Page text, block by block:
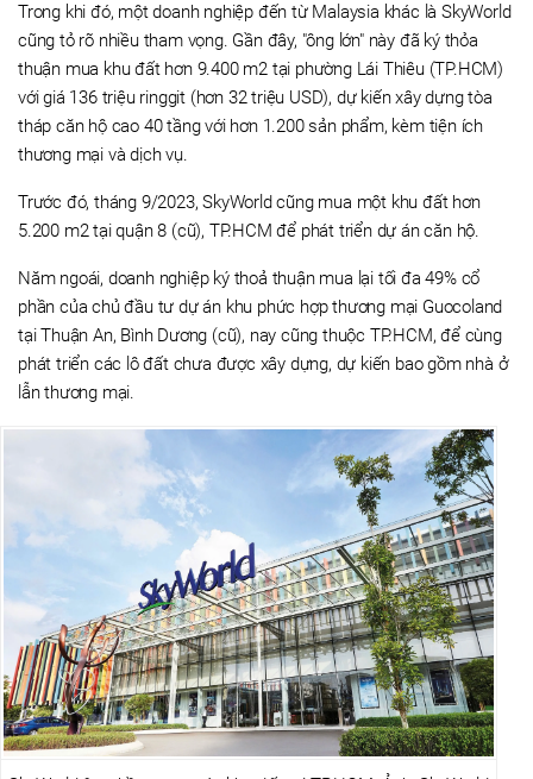
Trong khi đó, một doanh nghiệp đến từ Malaysia khác là SkyWorld
cũng tỏ rõ nhiều tham vọng. Gần đây, "ông lớn" này đã ký thỏa
thuận mua khu đất hơn 9.400 m2 tại phường Lái Thiêu (TP.HCM)
với giá 136 triệu ringgit (hơn 32 triệu USD), dự kiến xây dựng tòa
tháp căn hộ cao 40 tầng với hơn 1.200 sản phẩm, kèm tiện ích
thương mại và dịch vụ.
Trước đó, tháng 9/2023, SkyWorld cũng mua một khu đất hơn
5.200 m2 tại quận 8 (cũ), TP.HCM để phát triển dự án căn hộ.
Năm ngoái, doanh nghiệp ký thoả thuận mua lại tối đa 49% cổ
phần của chủ đầu tư dự án khu phức hợp thương mại Guocoland
tại Thuận An, Bình Dương (cũ), nay cũng thuộc TP.HCM, để cùng
phát triển các lô đất chưa được xây dựng, dự kiến bao gồm nhà ở
lẫn thương mại.